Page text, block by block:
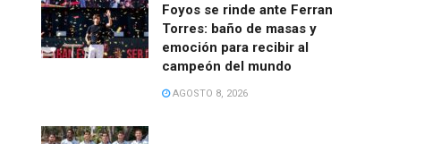
Foyos se rinde ante Ferran
Torres: baño de masas y
emoción para recibir al
campeón del mundo
AGOSTO 8, 2026